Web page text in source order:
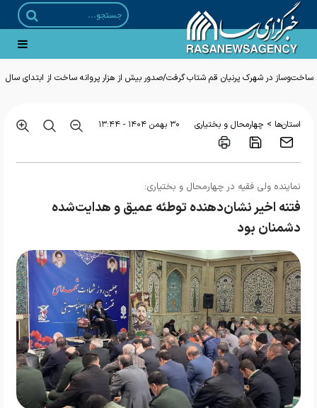
ساخت‌وساز در شهرک پرنیان قم شتاب گرفت/صدور بیش از هزار پروانه ساخت از ابتدای سال
استان‌ها > چهارمحال و بختیاری ۳۰ بهمن ۱۴۰۴ - ۱۳:۴۴
نماینده ولی فقیه در چهارمحال و بختیاری:
فتنه اخیر نشان‌دهنده توطئه‌ عمیق و هدایت‌شده
دشمنان بود